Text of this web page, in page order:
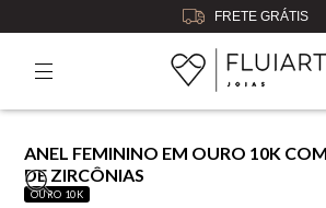
FRETE GRÁTIS
ANEL FEMININO EM OURO 10K
DE ZIRCÔNIAS
OURO 10K